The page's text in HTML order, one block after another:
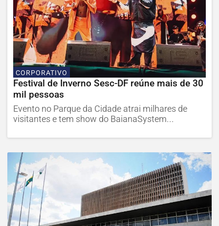
CORPORATIVO
Festival de Inverno Sesc-DF reúne mais de 30
mil pessoas
Evento no Parque da Cidade atrai milhares de
visitantes e tem show do BaianaSystem...